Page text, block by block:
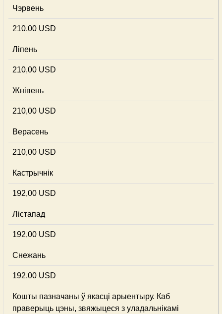
Чэрвень
210,00 USD
Ліпень
210,00 USD
Жнівень
210,00 USD
Верасень
210,00 USD
Кастрычнік
192,00 USD
Лістапад
192,00 USD
Снежань
192,00 USD
Кошты пазначаны ў якасці арыентыру. Каб
праверыць цэны, звяжыцеся з уладальнікамі